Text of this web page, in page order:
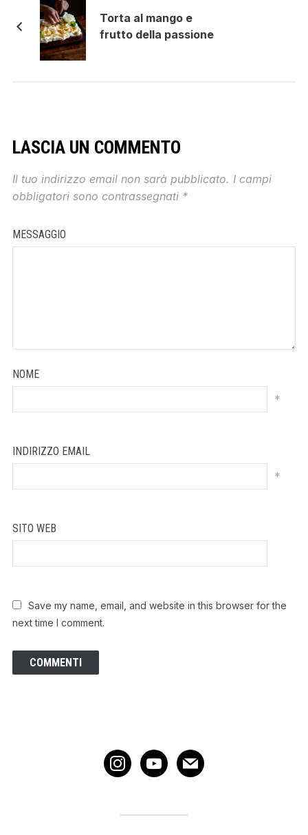
Torta al mango e
frutto della passione
LASCIA UN COMMENTO
Il tuo indirizzo email non sarà pubblicato. I campi
obbligatori sono contrassegnati *
MESSAGGIO
NOME
*
INDIRIZZO EMAIL
*
SITO WEB
Save my name, email, and website in this browser for the
next time I comment.
instagramyoutubemail